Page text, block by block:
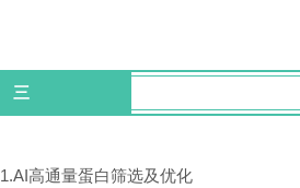
三
1.AI高通量蛋白筛选及优化